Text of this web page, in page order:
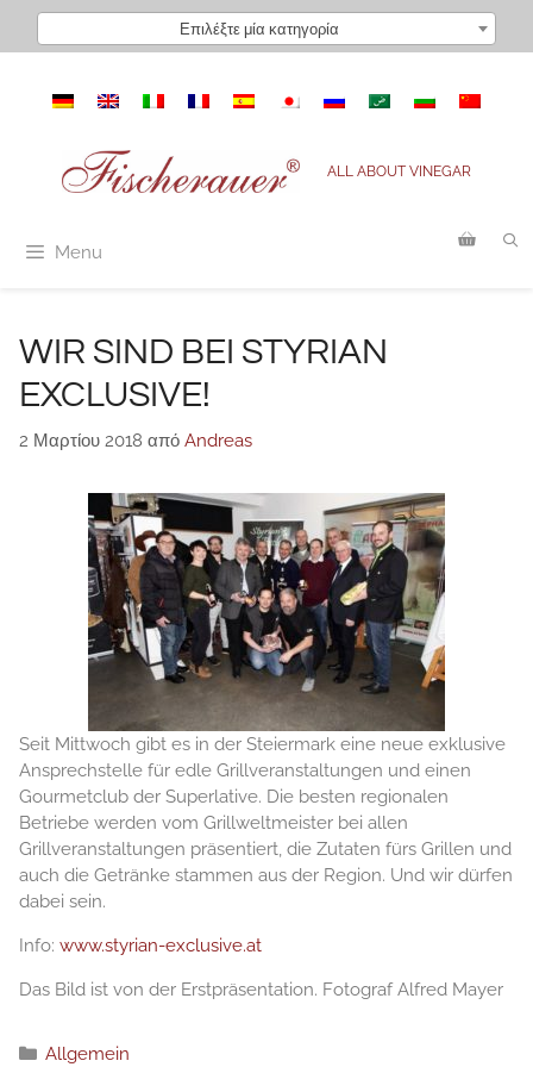
Μετάβαση
Επιλέξτε μία κατηγορία
ALL ABOUT VINEGAR
Menu
WIR SIND BEI STYRIAN
EXCLUSIVE!
2 Μαρτίου 2018 από Andreas
Seit Mittwoch gibt es in der Steiermark eine neue exklusive
Ansprechstelle für edle Grillveranstaltungen und einen
Gourmetclub der Superlative. Die besten regionalen
Betriebe werden vom Grillweltmeister bei allen
Grillveranstaltungen präsentiert, die Zutaten fürs Grillen und
auch die Getränke stammen aus der Region. Und wir dürfen
dabei sein.
Info: www.styrian-exclusive.at
Das Bild ist von der Erstpräsentation. Fotograf Alfred Mayer
Κατηγορίες
Allgemein